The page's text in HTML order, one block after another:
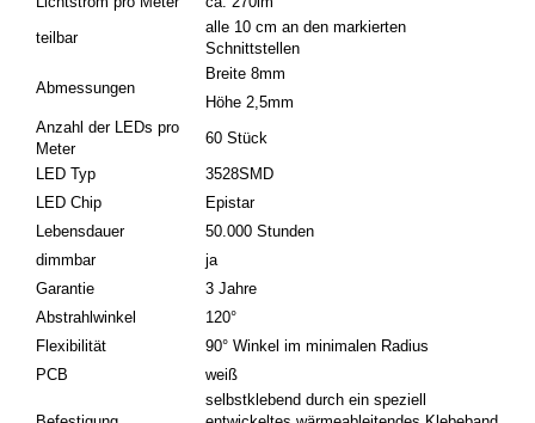
teilbar
alle 10 cm an den markierten
Schnittstellen
Abmessungen
Breite 8mm
Höhe 2,5mm
Anzahl der LEDs pro
Meter
60 Stück
LED Typ
3528SMD
LED Chip
Epistar
Lebensdauer
50.000 Stunden
dimmbar
ja
Garantie
3 Jahre
Abstrahlwinkel
120°
Flexibilität
90° Winkel im minimalen Radius
PCB
weiß
selbstklebend durch ein speziell